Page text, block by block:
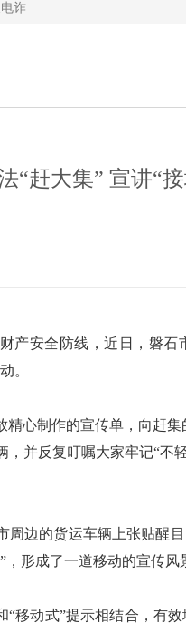
诈
“赶大集” 宣讲“
产安全防线，近日，磐
。
精心制作的宣传单，向赶
，并反复叮嘱大家牢记“不
周边的货运车辆上张贴醒
，形成了一道移动的宣传风
“移动式”提示相结合，有